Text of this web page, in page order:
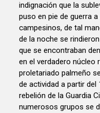
indignación que la
puso en pie de guerra
campesinos, de tal
de la noche se
que se encontraban
en el verdadero núcleo
proletariado palmeño
de actividad a partir
rebelión de la Guardia
numerosos grupos se